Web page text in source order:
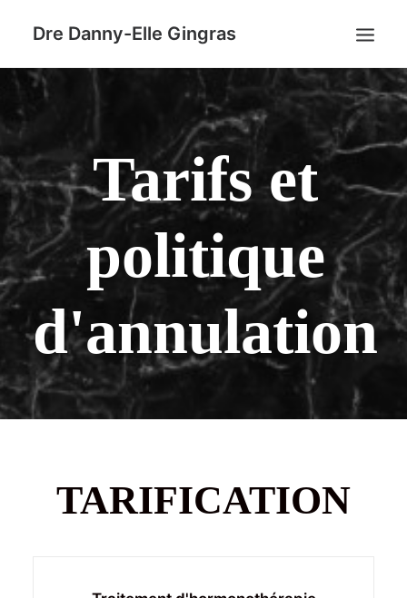
Dre Danny-Elle Gingras
TARIFS ET POLITIQUE D’ANNULATION
HORMONOTHÉRAPIE
NOUS JOINDRETarifs et
politique
d'annulation
TARIFICATION